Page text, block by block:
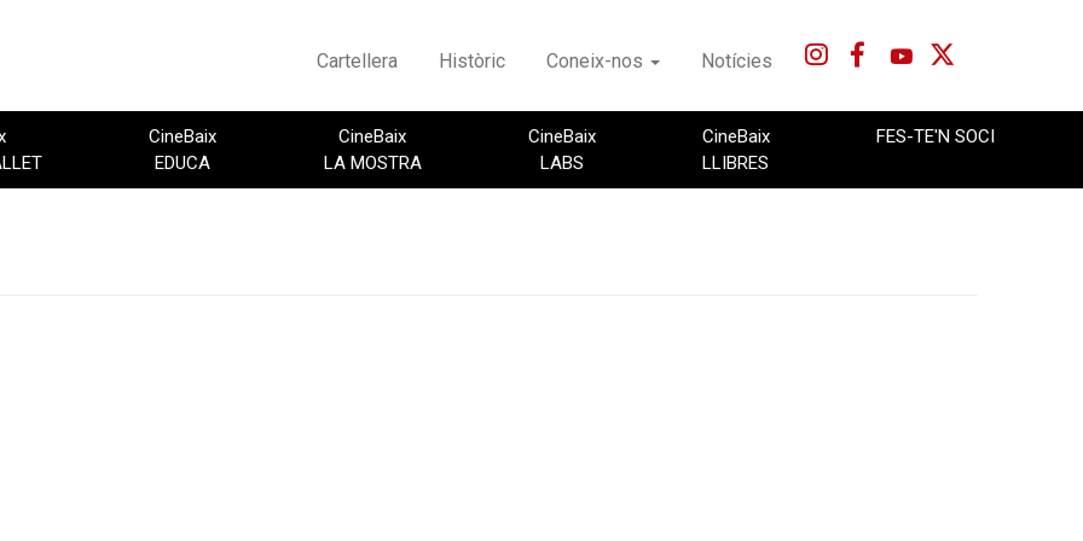
Cartellera Històric Coneix-nos Notícies
CineBaix
EDUCA
CineBaix
LA MOSTRA
CineBaix
LABS
CineBaix
LLIBRES
FES-TE'N SOCI